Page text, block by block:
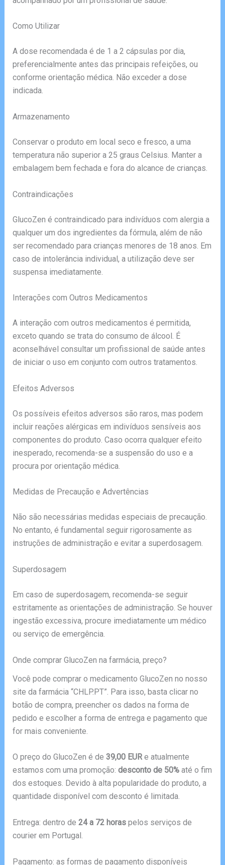
Como Utilizar
A dose recomendada é de 1 a 2 cápsulas por dia,
preferencialmente antes das principais refeições, ou
conforme orientação médica. Não exceder a dose
indicada.
Armazenamento
Conservar o produto em local seco e fresco, a uma
temperatura não superior a 25 graus Celsius. Manter a
embalagem bem fechada e fora do alcance de crianças.
Contraindicações
GlucoZen é contraindicado para indivíduos com alergia a
qualquer um dos ingredientes da fórmula, além de não
ser recomendado para crianças menores de 18 anos. Em
caso de intolerância individual, a utilização deve ser
suspensa imediatamente.
Interações com Outros Medicamentos
A interação com outros medicamentos é permitida,
exceto quando se trata do consumo de álcool. É
aconselhável consultar um profissional de saúde antes
de iniciar o uso em conjunto com outros tratamentos.
Efeitos Adversos
Os possíveis efeitos adversos são raros, mas podem
incluir reações alérgicas em indivíduos sensíveis aos
componentes do produto. Caso ocorra qualquer efeito
inesperado, recomenda-se a suspensão do uso e a
procura por orientação médica.
Medidas de Precaução e Advertências
Não são necessárias medidas especiais de precaução.
No entanto, é fundamental seguir rigorosamente as
instruções de administração e evitar a superdosagem.
Superdosagem
Em caso de superdosagem, recomenda-se seguir
estritamente as orientações de administração. Se houver
ingestão excessiva, procure imediatamente um médico
ou serviço de emergência.
Onde comprar GlucoZen na farmácia, preço?
Você pode comprar o medicamento GlucoZen no nosso
site da farmácia “CHLP.PT”. Para isso, basta clicar no
botão de compra, preencher os dados na forma de
pedido e escolher a forma de entrega e pagamento que
for mais conveniente.
O preço do GlucoZen é de 39,00 EURe atualmente
estamos com uma promoção: desconto de 50%até o fim
dos estoques. Devido à alta popularidade do produto, a
quantidade disponível com desconto é limitada.
Entrega: dentro de 24 a 72 horaspelos serviços de
courier em Portugal.
Pagamento: as formas de pagamento disponíveis